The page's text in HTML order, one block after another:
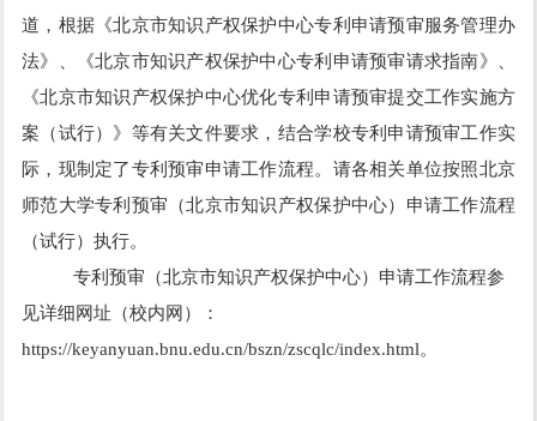
道，根据《北京市知识产权保护中心专利申请预审服务管理办
法》、《北京市知识产权保护中心专利申请预审请求指南》、
《北京市知识产权保护中心优化专利申请预审提交工作实施方
案（试行）》等有关文件要求，结合学校专利申请预审工作实
际，现制定了专利预审申请工作流程。请各相关单位按照北京
师范大学专利预审（北京市知识产权保护中心）申请工作流程
（试行）执行。
专利预审（北京市知识产权保护中心）申请工作流程参
见详细网址（校内网）：
https://keyanyuan.bnu.edu.cn/bszn/zscqlc/index.html。